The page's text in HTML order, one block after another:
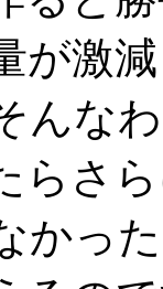
が激
んな
らさ
かっ